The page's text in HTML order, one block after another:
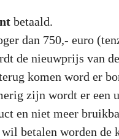
betaald.
dan 750,- euro
de nieuwprijs van
komen word er
zijn wordt er een
en niet meer
betalen worden de